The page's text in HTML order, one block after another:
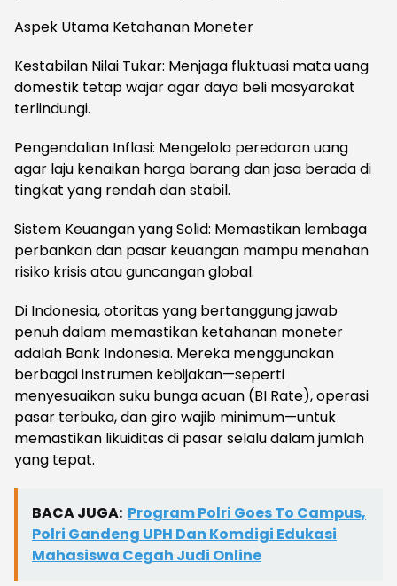
Aspek Utama Ketahanan Moneter
Kestabilan Nilai Tukar: Menjaga fluktuasi mata uang
domestik tetap wajar agar daya beli masyarakat
terlindungi.
Pengendalian Inflasi: Mengelola peredaran uang
agar laju kenaikan harga barang dan jasa berada di
tingkat yang rendah dan stabil.
Sistem Keuangan yang Solid: Memastikan lembaga
perbankan dan pasar keuangan mampu menahan
risiko krisis atau guncangan global.
Di Indonesia, otoritas yang bertanggung jawab
penuh dalam memastikan ketahanan moneter
adalah Bank Indonesia. Mereka menggunakan
berbagai instrumen kebijakan—seperti
menyesuaikan suku bunga acuan (BI Rate), operasi
pasar terbuka, dan giro wajib minimum—untuk
memastikan likuiditas di pasar selalu dalam jumlah
yang tepat.
BACA JUGA: Program Polri Goes To Campus,
Polri Gandeng UPH Dan Komdigi Edukasi
Mahasiswa Cegah Judi Online